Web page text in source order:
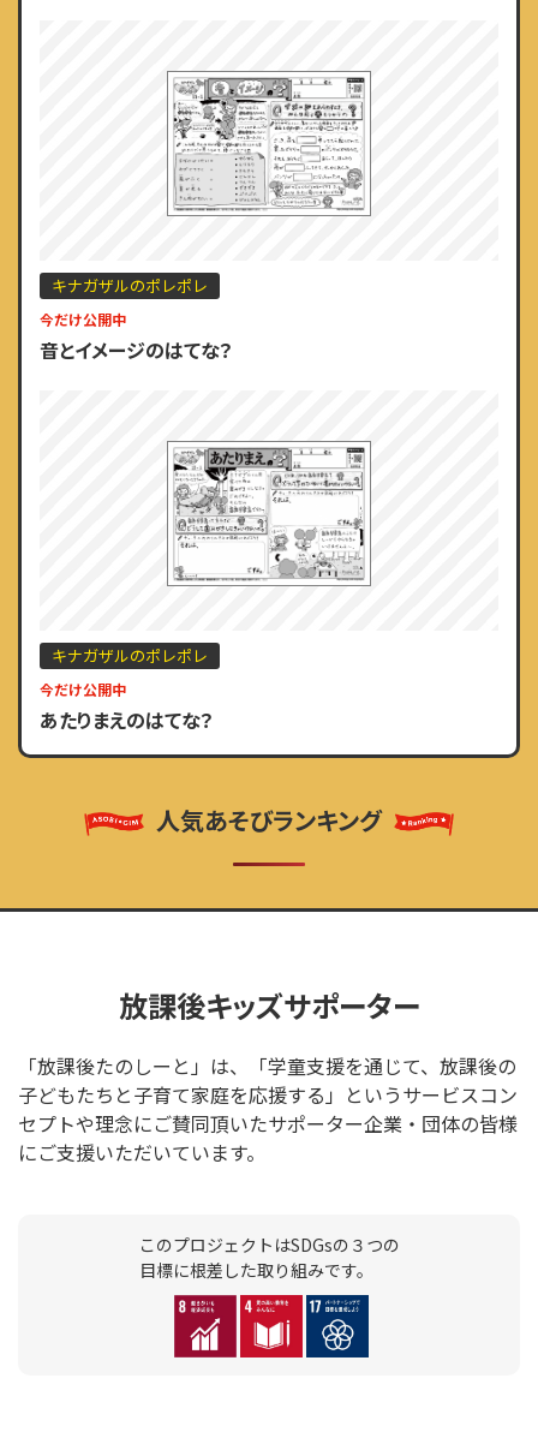
キナガザルのポレポレ
今だけ公開中
音とイメージのはてな？
キナガザルのポレポレ
今だけ公開中
あたりまえのはてな？
人気あそびランキング
放課後キッズサポーター
「放課後たのしーと」は、「学童支援を通じて、放課後の
子どもたちと子育て家庭を応援する」というサービスコン
セプトや理念にご賛同頂いたサポーター企業・団体の皆様
にご支援いただいています。
このプロジェクトはSDGsの３つの
目標に根差した取り組みです。